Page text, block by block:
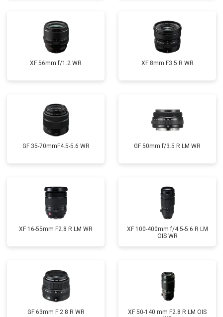
XF 56mm f/1.2 WR XF 8mm F3.5 R WR
GF 35-70mmF4.5-5.6 WR GF 50mm f/3.5 R LM WR
XF 16-55mm F2.8 R LM WR
XF 100-400mm f/4.5-5.6 R LM
OIS WR
GF 63mm F 2.8 R WR
XF 50-140 mm F2.8 R LM OIS